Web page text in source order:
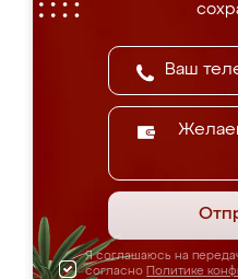
Я соглашаюсь на
согласно Политике